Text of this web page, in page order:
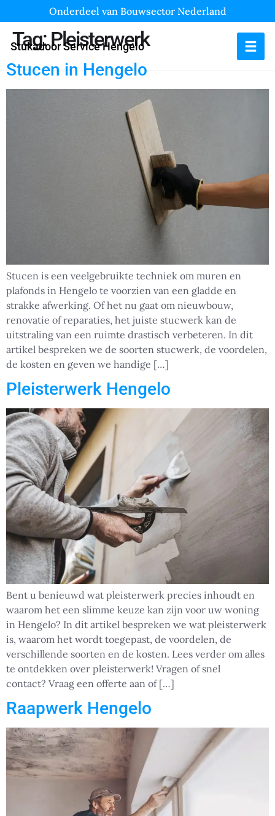
Onderdeel van Bouwsector Nederland
Stukadoor Service Hengelo
Tag:Pleisterwerk
Stucen in Hengelo
Stucen is een veelgebruikte techniek om muren en
plafonds in Hengelo te voorzien van een gladde en
strakke afwerking. Of het nu gaat om nieuwbouw,
renovatie of reparaties, het juiste stucwerk kan de
uitstraling van een ruimte drastisch verbeteren. In dit
artikel bespreken we de soorten stucwerk, de voordelen,
de kosten en geven we handige […]
Pleisterwerk Hengelo
Bent u benieuwd wat pleisterwerk precies inhoudt en
waarom het een slimme keuze kan zijn voor uw woning
in Hengelo? In dit artikel bespreken we wat pleisterwerk
is, waarom het wordt toegepast, de voordelen, de
verschillende soorten en de kosten. Lees verder om alles
te ontdekken over pleisterwerk! Vragen of snel
contact? Vraag een offerte aan of […]
Raapwerk Hengelo